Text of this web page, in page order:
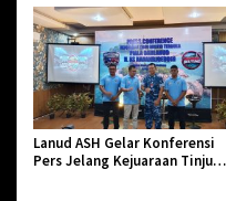
Lanud ASH Gelar Konferensi
Pers Jelang Kejuaraan Tinju